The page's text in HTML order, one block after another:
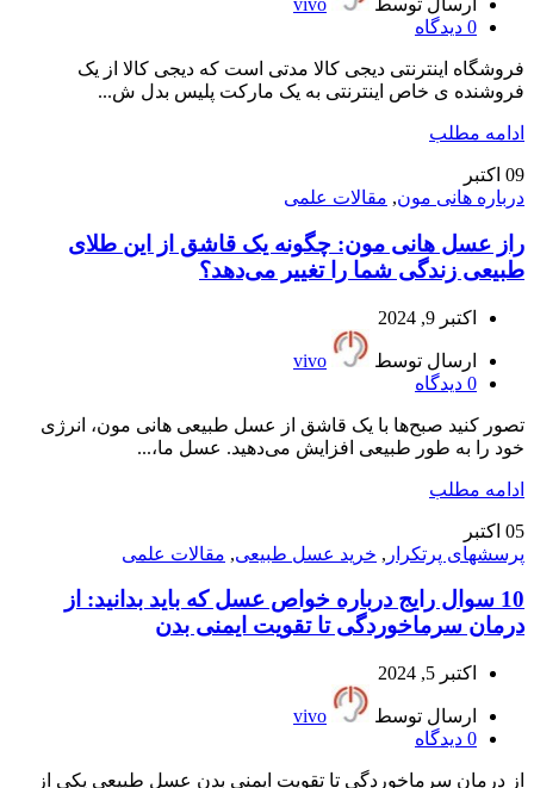
ارسال توسط
vivo
0 دیدگاه
فروشگاه اینترنتی دیجی کالا مدتی است که دیجی کالا از یک
فروشنده ی خاص اینترنتی به یک مارکت پلیس بدل ش...
ادامه مطلب
09 اکتبر
درباره هانی مون, مقالات علمی
راز عسل هانی مون: چگونه یک قاشق از این طلای
طبیعی زندگی شما را تغییر می‌دهد؟
اکتبر 9, 2024
ارسال توسط
vivo
0 دیدگاه
تصور کنید صبح‌ها با یک قاشق از عسل طبیعی هانی مون، انرژی
خود را به طور طبیعی افزایش می‌دهید. عسل ما،...
ادامه مطلب
05 اکتبر
پرسشهای پرتکرار , خرید عسل طبیعی, مقالات علمی
10 سوال رایج درباره خواص عسل که باید بدانید: از
درمان سرماخوردگی تا تقویت ایمنی بدن
اکتبر 5, 2024
ارسال توسط
vivo
0 دیدگاه
از درمان سرماخوردگی تا تقویت ایمنی بدن عسل طبیعی یکی از